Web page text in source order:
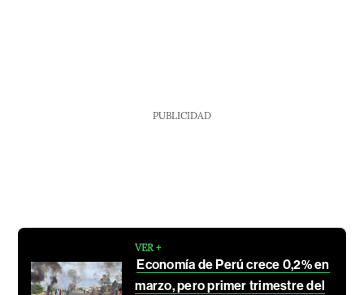
PUBLICIDAD
VER +
Economía de Perú crece 0,2% en
marzo, pero primer trimestre del